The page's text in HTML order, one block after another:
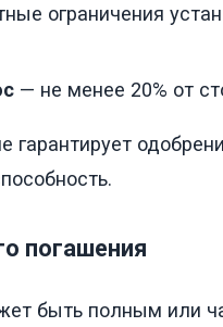
ограничения
— не менее 20% от
гарантирует
погашения
быть полным или